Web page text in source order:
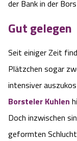
Hoher Kontrast
Schriftgröße:
der Bank in der
Gut gelegen
Seit einiger Zeit
Plätzchen sogar
intensiver
Borsteler Kuhlen
Doch inzwischen
geformten